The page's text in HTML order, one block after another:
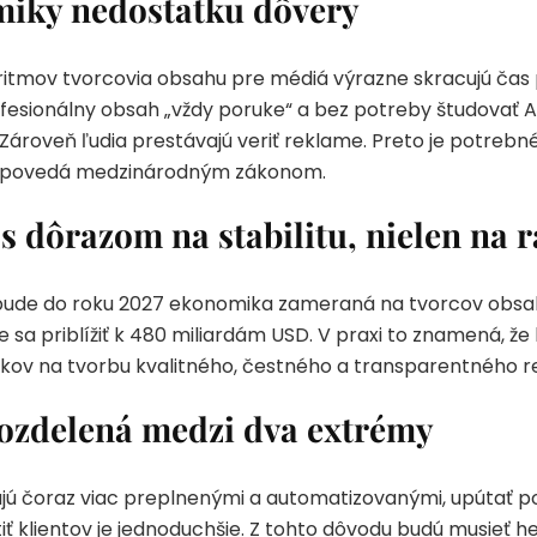
nedostatku dôvery
tvorcovia obsahu pre médiá výrazne skracujú
obsah „vždy poruke“ a bez potreby študovať
ľudia prestávajú veriť reklame. Preto je
medzinárodným zákonom.
dôrazom na stabilitu, nielen na
do roku 2027 ekonomika zameraná na tvorcov
sa priblížiť k 480 miliardám USD. V praxi to znamená,
na tvorbu kvalitného, čestného a transparentného
medzi dva extrémy
čoraz viac preplnenými a automatizovanými, upútať
klientov je jednoduchšie. Z tohto dôvodu budú musieť